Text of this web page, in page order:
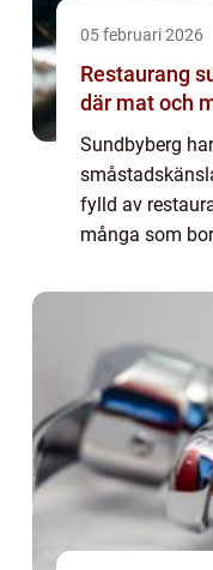
05 februari 2026
Restaurang
där mat och
Sundbyberg
fylld av
många som
självklar som